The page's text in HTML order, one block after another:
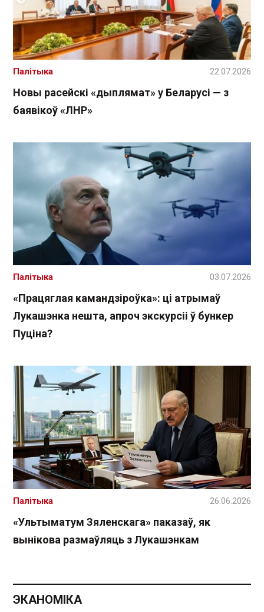
Новы расейскі «дыплямат» у Беларусі — з
баявікоў «ЛНР»
Палітыка 22.07.2026
«Працяглая камандзіроўка»: ці атрымаў
Лукашэнка нешта, апроч экскурсіі ў бункер
Пуціна?
Палітыка 03.07.2026
«Ультыматум Зяленскага» паказаў, як
вынікова размаўляць з Лукашэнкам
Палітыка 26.06.2026
ЭКАНОМІКА